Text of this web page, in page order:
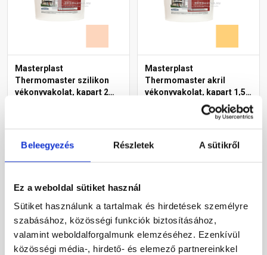
Beleegyezés Részletek A sütikről
Ez a weboldal sütiket használ
Sütiket használunk a tartalmak és hirdetések személyre
szabásához, közösségi funkciók biztosításához,
valamint weboldalforgalmunk elemzéséhez. Ezenkívül
közösségi média-, hirdető- és elemező partnereinkkel
Masterplast
Thermomaster szilikon
vékonyvakolat, kapart 2
30 660 Ft/ db
Megnézem
Masterplast
Thermomaster akril
vékonyvakolat, kapart 1,5
mm 01-C 25 kg
Gyártói készleten
40 780 Ft / db